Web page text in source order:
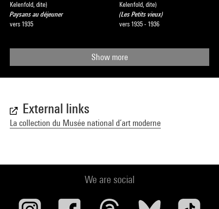
Kelenfold, dite)
Paysans au déjeuner
vers 1935
Kelenfold, dite)
(Les Petits vieux)
vers 1935 - 1936
Show more
External links
La collection du Musée national d’art moderne
We are social